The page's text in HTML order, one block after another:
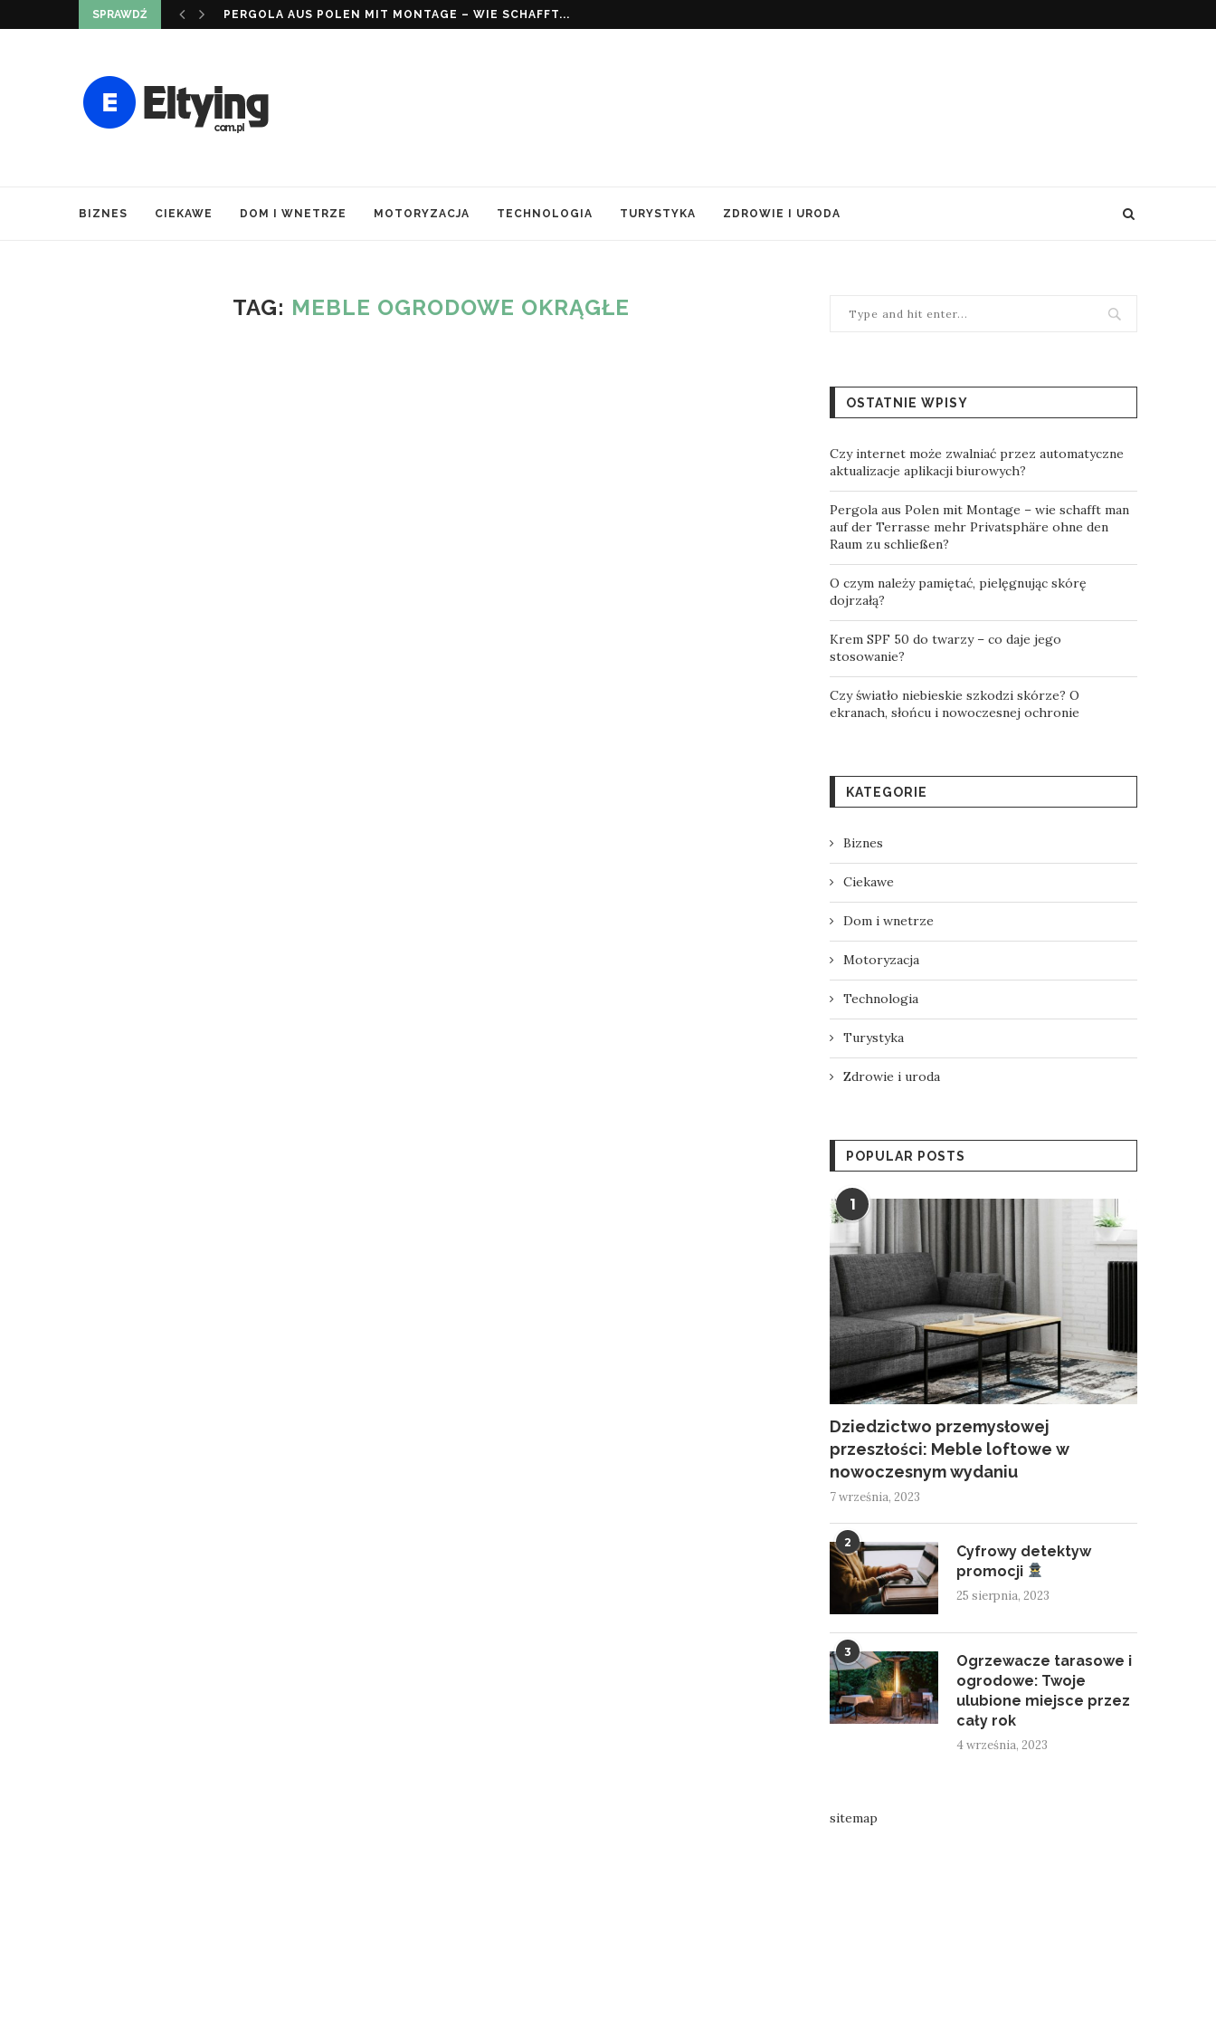
SPRAWDŹ PERGOLA AUS POLEN MIT MONTAGE – WIE SCHAFFT...
BIZNES CIEKAWE DOM I WNETRZE MOTORYZACJA TECHNOLOGIA TURYSTYKA ZDROWIE I URODA
TAG: MEBLE OGRODOWE OKRĄGŁE
OSTATNIE WPISY
Czy internet może zwalniać przez automatyczne
aktualizacje aplikacji biurowych?
Pergola aus Polen mit Montage – wie schafft man
auf der Terrasse mehr Privatsphäre ohne den
Raum zu schließen?
O czym należy pamiętać, pielęgnując skórę
dojrzałą?
Krem SPF 50 do twarzy – co daje jego
stosowanie?
Czy światło niebieskie szkodzi skórze? O
ekranach, słońcu i nowoczesnej ochronie
KATEGORIE
Biznes
Ciekawe
Dom i wnetrze
Motoryzacja
Technologia
Turystyka
Zdrowie i uroda
POPULAR POSTS
1
Dziedzictwo przemysłowej
przeszłości: Meble loftowe w
nowoczesnym wydaniu
7 września, 2023
2
Cyfrowy detektyw
promocji
25 sierpnia, 2023
3
Ogrzewacze tarasowe i
ogrodowe: Twoje
ulubione miejsce przez
cały rok
4 września, 2023
sitemap